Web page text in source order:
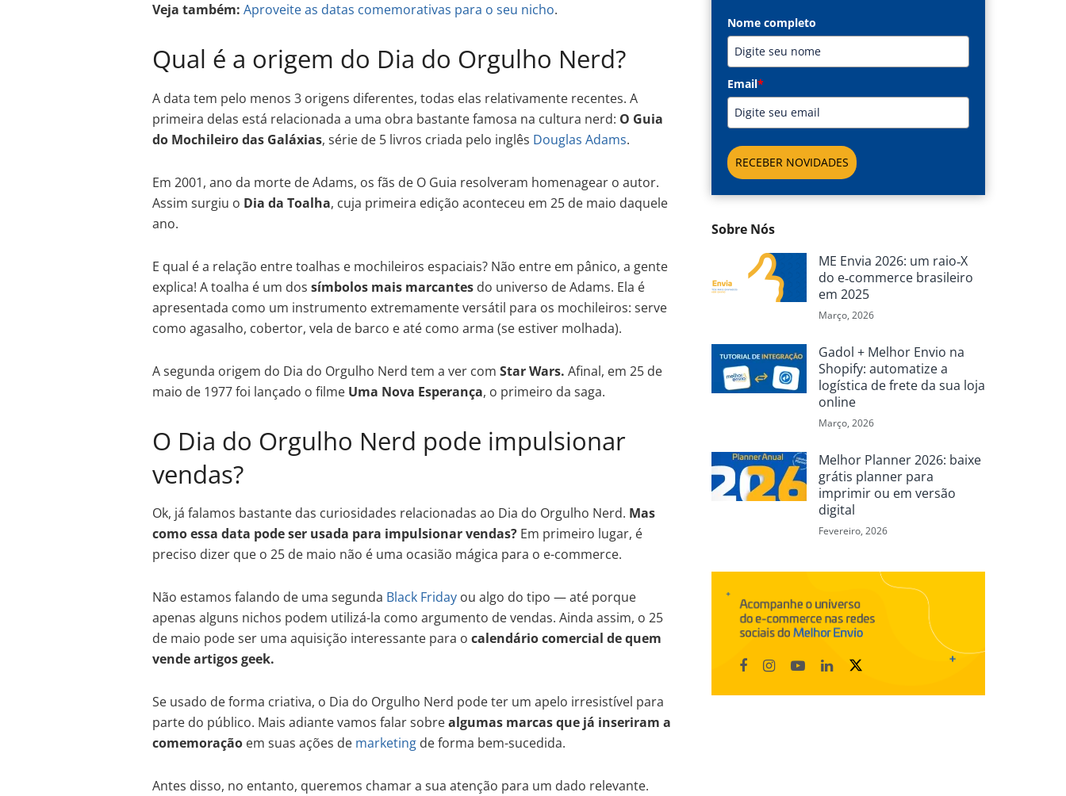
Veja também: Aproveite as datas comemorativas para o seu nicho.
Qual é a origem do Dia do Orgulho Nerd?
A data tem pelo menos 3 origens diferentes, todas elas relativamente recentes. A
primeira delas está relacionada a uma obra bastante famosa na cultura nerd: O Guia
do Mochileiro das Galáxias, série de 5 livros criada pelo inglês Douglas Adams.
Em 2001, ano da morte de Adams, os fãs de O Guia resolveram homenagear o autor.
Assim surgiu o Dia da Toalha, cuja primeira edição aconteceu em 25 de maio daquele
ano.
E qual é a relação entre toalhas e mochileiros espaciais? Não entre em pânico, a gente
explica! A toalha é um dos símbolos mais marcantes do universo de Adams. Ela é
apresentada como um instrumento extremamente versátil para os mochileiros: serve
como agasalho, cobertor, vela de barco e até como arma (se estiver molhada).
A segunda origem do Dia do Orgulho Nerd tem a ver com Star Wars. Afinal, em 25 de
maio de 1977 foi lançado o filme Uma Nova Esperança, o primeiro da saga.
O Dia do Orgulho Nerd pode impulsionar
vendas?
Ok, já falamos bastante das curiosidades relacionadas ao Dia do Orgulho Nerd. Mas
como essa data pode ser usada para impulsionar vendas? Em primeiro lugar, é
preciso dizer que o 25 de maio não é uma ocasião mágica para o e-commerce.
Não estamos falando de uma segunda Black Friday ou algo do tipo — até porque
apenas alguns nichos podem utilizá-la como argumento de vendas. Ainda assim, o 25
de maio pode ser uma aquisição interessante para o calendário comercial de quem
vende artigos geek.
Se usado de forma criativa, o Dia do Orgulho Nerd pode ter um apelo irresistível para
parte do público. Mais adiante vamos falar sobrealgumas marcas que já inseriram a
comemoração em suas ações de marketing de forma bem-sucedida.
Antes disso, no entanto, queremos chamar a sua atenção para um dado relevante.
Nome completo
Email*
RECEBER NOVIDADES
Sobre Nós
ME Envia 2026: um raio‑X
do e‑commerce brasileiro
em 2025
Março, 2026
Gadol + Melhor Envio na
Shopify: automatize a
logística de frete da sua loja
online
Março, 2026
Melhor Planner 2026: baixe
grátis planner para
imprimir ou em versão
digital
Fevereiro, 2026